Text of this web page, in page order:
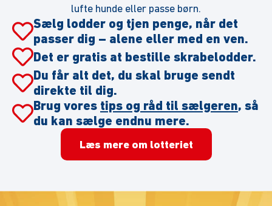
lufte hunde eller passe børn.
Sælg lodder og tjen penge, når det
passer dig – alene eller med en ven.
Det er gratis at bestille skrabelodder.
Du får alt det, du skal bruge sendt
direkte til dig.
Brug vores tips og råd til sælgeren, så
du kan sælge endnu mere.
Læs mere om lotteriet